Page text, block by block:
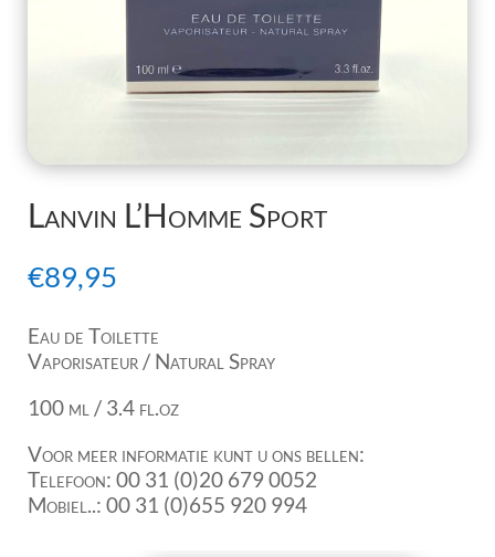
Lanvin L’Homme Sport
€89,95
Eau de Toilette
Vaporisateur / Natural Spray
100 ml / 3.4 fl.oz
Voor meer informatie kunt u ons bellen:
Telefoon: 00 31 (0)20 679 0052
Mobiel..: 00 31 (0)655 920 994